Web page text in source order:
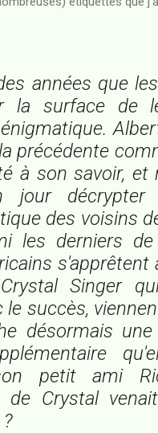
années que
la surface de
précédente
à son savoir, et
jour décrypter
des voisins
les derniers
Singer
succès,
désormais
petit ami
de Crystal